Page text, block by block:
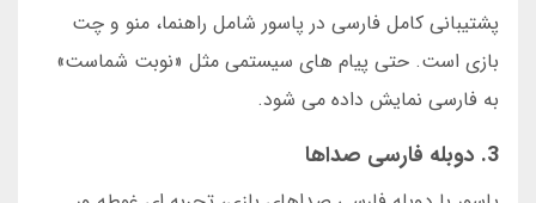
پشتیبانی کامل فارسی در پاسور شامل راهنما، منو و چت
بازی است. حتی پیام های سیستمی مثل «نوبت شماست»
به فارسی نمایش داده می شود.
3. دوبله فارسی صداها